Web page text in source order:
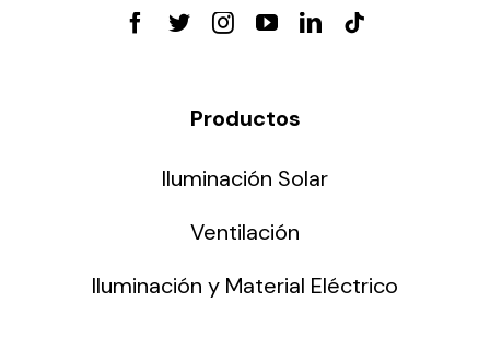
Productos
Iluminación Solar
Ventilación
Iluminación y Material Eléctrico